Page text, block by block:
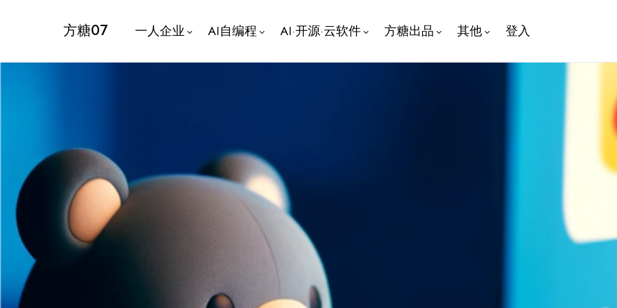
方糖07 一人企业 AI自编程 AI·开源·云软件 方糖出品 其他 登入